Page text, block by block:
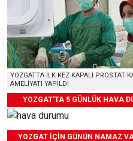
YOZGATTA İLK KEZ KAPALI PROSTAT
AMELİYATI YAPILDI
YOZGAT'TA 5 GÜNLÜK HAVA
YOZGAT İÇİN GÜNÜN NAMAZ